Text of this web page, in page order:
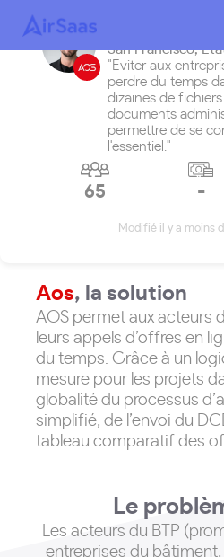
San Francisco,
"Eviter aux
perdre du temps
dizaines de
documents
permettre de se
l'essentiel."
65 -
Modifié il y a moins
Aos, la solution
AOS permet aux acteurs
leurs appels d’offres en
du temps. Grâce à un
mesure pour les projets
globalité du processus
simplifié, de l’envoi du
tableau comparatif des
Le
Les acteurs du BTP (promoteurs immobiliers,
entreprises du